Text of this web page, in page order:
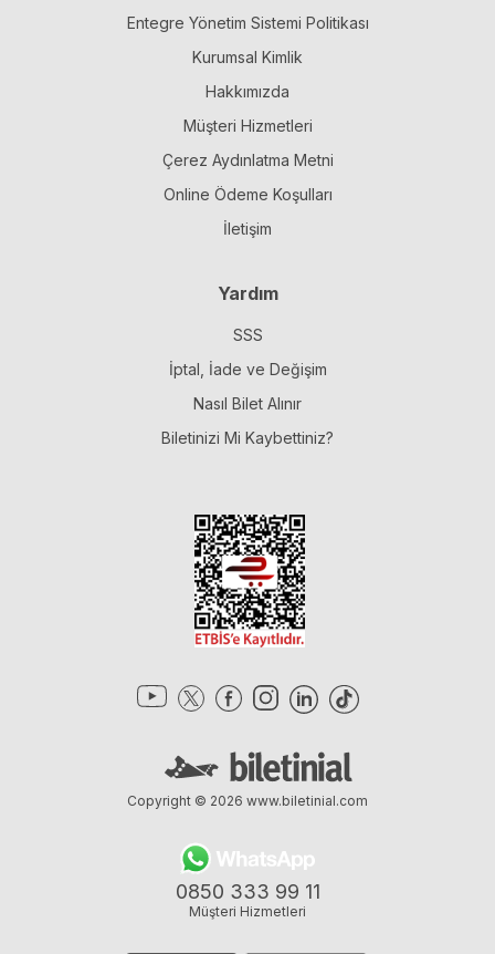
Entegre Yönetim Sistemi Politikası
Kurumsal Kimlik
Hakkımızda
Müşteri Hizmetleri
Çerez Aydınlatma Metni
Online Ödeme Koşulları
İletişim
Yardım
SSS
İptal, İade ve Değişim
Nasıl Bilet Alınır
Biletinizi Mi Kaybettiniz?
0850 333 99 11
Müşteri Hizmetleri
Copyright © 2026 www.biletinial.com